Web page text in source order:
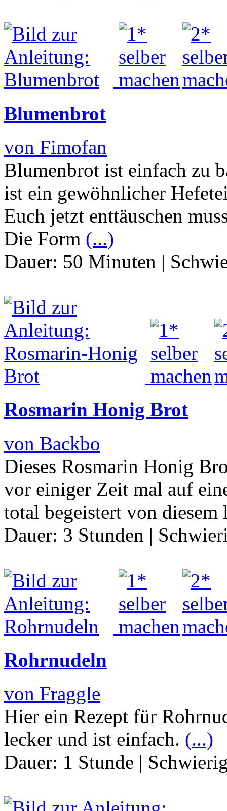
Blumenbrot
von Fimofan
Blumenbrot ist einfach zu
ist ein gewöhnlicher
Euch jetzt enttäuschen
Die Form (...)
Dauer: 50 Minuten |
Rosmarin Honig Brot
von Backbo
Dieses Rosmarin Honig
vor einiger Zeit mal auf
total begeistert von
Dauer: 3 Stunden |
Rohrnudeln
von Fraggle
Hier ein Rezept für
lecker und ist einfach. (...)
Dauer: 1 Stunde |